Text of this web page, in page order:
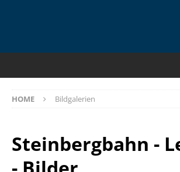
HOME Bildgalerien
Steinbergbahn -